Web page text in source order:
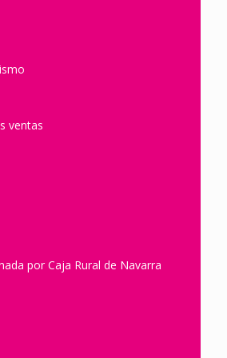
ventas
por Caja Rural de Navarra